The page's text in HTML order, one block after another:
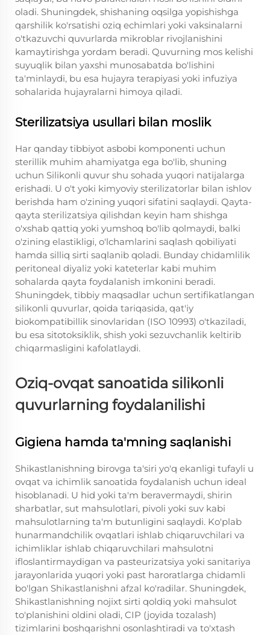
oladi. Shuningdek, shishaning oqsilga yopishishga
qarshilik ko'rsatishi oziq echimlari yoki vaksinalarni
o'tkazuvchi quvurlarda mikroblar rivojlanishini
kamaytirishga yordam beradi. Quvurning mos kelishi
suyuqlik bilan yaxshi munosabatda bo'lishini
ta'minlaydi, bu esa hujayra terapiyasi yoki infuziya
sohalarida hujayralarni himoya qiladi.
Sterilizatsiya usullari bilan moslik
Har qanday tibbiyot asbobi komponenti uchun
sterillik muhim ahamiyatga ega bo'lib, shuning
uchun Silikonli quvur shu sohada yuqori natijalarga
erishadi. U o't yoki kimyoviy sterilizatorlar bilan ishlov
berishda ham o'zining yuqori sifatini saqlaydi. Qayta-
qayta sterilizatsiya qilishdan keyin ham shishga
o'xshab qattiq yoki yumshoq bo'lib qolmaydi, balki
o'zining elastikligi, o'lchamlarini saqlash qobiliyati
hamda silliq sirti saqlanib qoladi. Bunday chidamlilik
peritoneal diyaliz yoki kateterlar kabi muhim
sohalarda qayta foydalanish imkonini beradi.
Shuningdek, tibbiy maqsadlar uchun sertifikatlangan
silikonli quvurlar, qoida tariqasida, qat'iy
biokompatibillik sinovlaridan (ISO 10993) o'tkaziladi,
bu esa sitotoksiklik, shish yoki sezuvchanlik keltirib
chiqarmasligini kafolatlaydi.
Oziq-ovqat sanoatida silikonli
quvurlarning foydalanilishi
Gigiena hamda ta'mning saqlanishi
Shikastlanishning birovga ta'siri yo'q ekanligi tufayli u
ovqat va ichimlik sanoatida foydalanish uchun ideal
hisoblanadi. U hid yoki ta'm beravermaydi, shirin
sharbatlar, sut mahsulotlari, pivoli yoki suv kabi
mahsulotlarning ta'm butunligini saqlaydi. Ko'plab
hunarmandchilik ovqatlari ishlab chiqaruvchilari va
ichimliklar ishlab chiqaruvchilari mahsulotni
ifloslantirmaydigan va pasteurizatsiya yoki sanitariya
jarayonlarida yuqori yoki past haroratlarga chidamli
bo'lgan Shikastlanishni afzal ko'radilar. Shuningdek,
Shikastlanishning nojixt sirti qoldiq yoki mahsulot
to'planishini oldini oladi, CIP (joyida tozalash)
tizimlarini boshqarishni osonlashtiradi va to'xtash